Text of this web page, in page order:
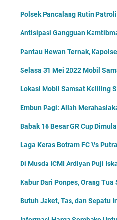
Polsek Pancalang Rutin
Antisipasi Gangguan
Pantau Hewan Ternak,
Selasa 31 Mei 2022 Mobil
Lokasi Mobil Samsat Keliling
Embun Pagi: Allah
Babak 16 Besar GR Cup
Laga Keras Botram FC Vs
Di Musda ICMI Ardiyan Puji
Kabur Dari Ponpes, Orang Tua
Butuh Jaket, Tas, dan Sepatu